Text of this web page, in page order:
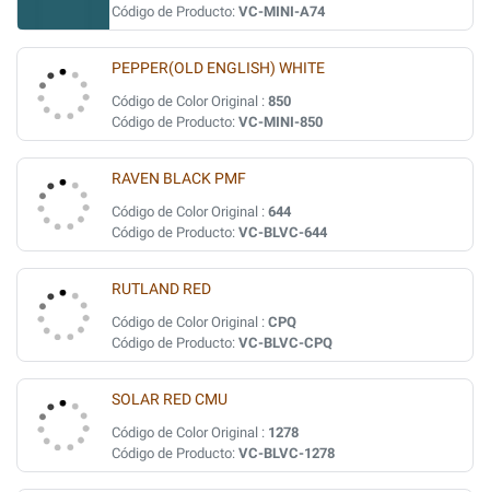
Código de Producto: VC-MINI-A74
PEPPER(OLD ENGLISH) WHITE
Código de Color Original : 850
Código de Producto: VC-MINI-850
RAVEN BLACK PMF
Código de Color Original : 644
Código de Producto: VC-BLVC-644
RUTLAND RED
Código de Color Original : CPQ
Código de Producto: VC-BLVC-CPQ
SOLAR RED CMU
Código de Color Original : 1278
Código de Producto: VC-BLVC-1278